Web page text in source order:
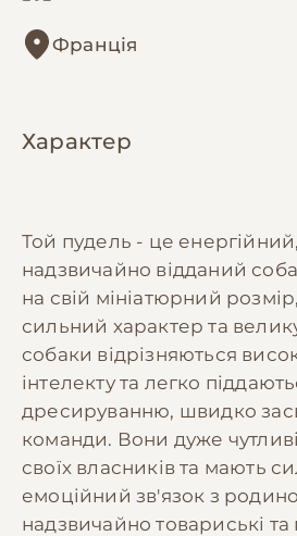
Франція
Характер
Той пудель - це
надзвичайно відданий
на свій мініатюрний
сильний характер та
собаки відрізняються
інтелекту та легко
дресируванню, швидко
команди. Вони дуже
своїх власників та мають
емоційний зв'язок з
надзвичайно товариські та